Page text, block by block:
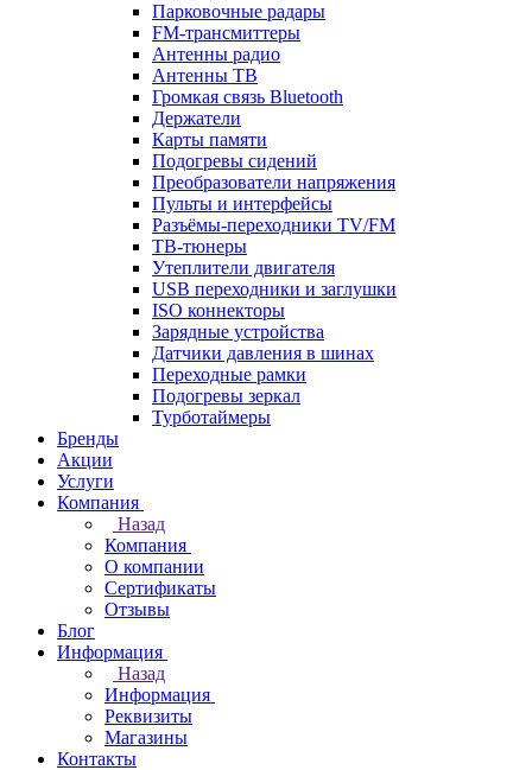
Парковочные радары
FM-трансмиттеры
Антенны радио
Антенны ТВ
Громкая связь Bluetooth
Держатели
Карты памяти
Подогревы сидений
Преобразователи напряжения
Пульты и интерфейсы
Разъёмы-переходники TV/FM
ТВ-тюнеры
Утеплители двигателя
USB переходники и заглушки
ISO коннекторы
Зарядные устройства
Датчики давления в шинах
Переходные рамки
Подогревы зеркал
Турботаймеры
Бренды
Акции
Услуги
Компания
Назад
Компания
О компании
Сертификаты
Отзывы
Блог
Информация
Назад
Информация
Реквизиты
Магазины
Контакты